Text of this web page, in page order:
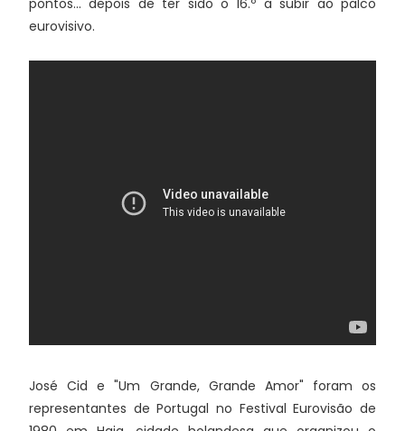
pontos... depois de ter sido o 16.º a subir ao palco
eurovisivo.
José Cid e "Um Grande, Grande Amor" foram os
representantes de Portugal no Festival Eurovisão de